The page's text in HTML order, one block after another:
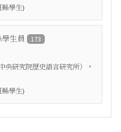
學生)
生員 173
央研究院歷史語言研究所）
，
學生)